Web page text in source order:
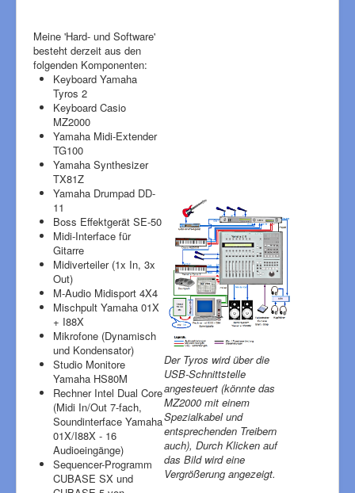
Meine 'Hard- und Software'
besteht derzeit aus den
folgenden Komponenten:
Keyboard Yamaha
Tyros 2
Keyboard Casio
MZ2000
Yamaha Midi-Extender
TG100
Yamaha Synthesizer
TX81Z
Yamaha Drumpad DD-
11
Boss Effektgerät SE-50
Midi-Interface für
Gitarre
Midiverteiler (1x In, 3x
Out)
M-Audio Midisport 4X4
Mischpult Yamaha 01X
+ I88X
Mikrofone (Dynamisch
und Kondensator)
Studio Monitore
Yamaha HS80M
Rechner Intel Dual Core
(Midi In/Out 7-fach,
Soundinterface Yamaha
01X/I88X - 16
Audioeingänge)
Sequencer-Programm
CUBASE SX und
Der Tyros wird über die
USB-Schnittstelle
angesteuert (könnte das
MZ2000 mit einem
Spezialkabel und
entsprechenden Treibern
auch), Durch Klicken auf
das Bild wird eine
Vergrößerung angezeigt.